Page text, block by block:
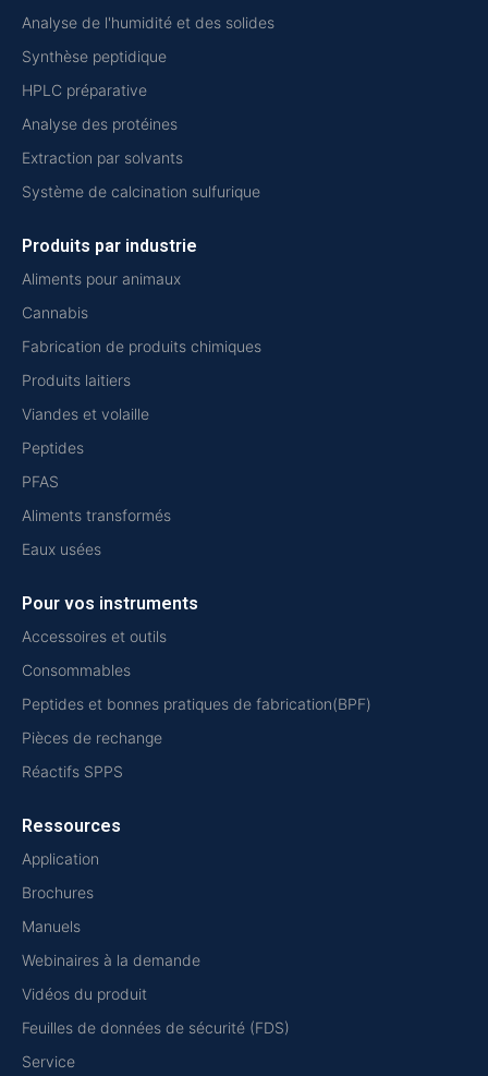
Analyse de l'humidité et des solides
Synthèse peptidique
HPLC préparative
Analyse des protéines
Extraction par solvants
Système de calcination sulfurique
Produits par industrie
Aliments pour animaux
Cannabis
Fabrication de produits chimiques
Produits laitiers
Viandes et volaille
Peptides
PFAS
Aliments transformés
Eaux usées
Pour vos instruments
Accessoires et outils
Consommables
Peptides et bonnes pratiques de fabrication(BPF)
Pièces de rechange
Réactifs SPPS
Ressources
Application
Brochures
Manuels
Webinaires à la demande
Vidéos du produit
Feuilles de données de sécurité (FDS)
Service